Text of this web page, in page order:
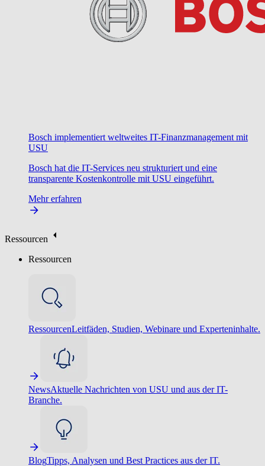
Bosch implementiert weltweites IT-Finanzmanagement mit
USU
Bosch hat die IT-Services neu strukturiert und eine
transparente Kostenkontrolle mit USU eingeführt.
Mehr erfahren
Ressourcen
Ressourcen
RessourcenLeitfäden, Studien, Webinare und Experteninhalte.
NewsAktuelle Nachrichten von USU und aus der IT-
Branche.
BlogTipps, Analysen und Best Practices aus der IT.